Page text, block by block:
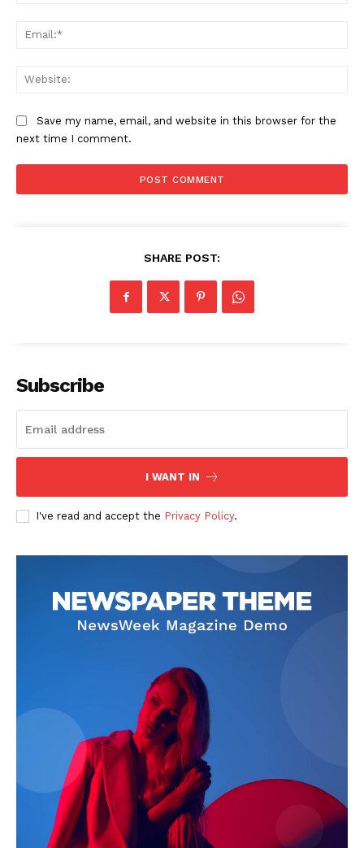
Save my name, email, and website in this browser for the
next time I comment.
SHARE POST:
Subscribe
I WANT IN
I've read and accept the Privacy Policy.